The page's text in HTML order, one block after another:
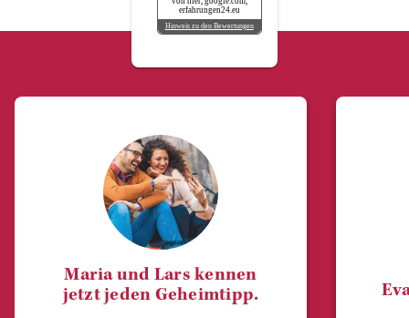
erfahrungen24.eu
Hinweis zu den Bewertungen
Maria und Lars kennen
jetzt jeden Geheimtipp.